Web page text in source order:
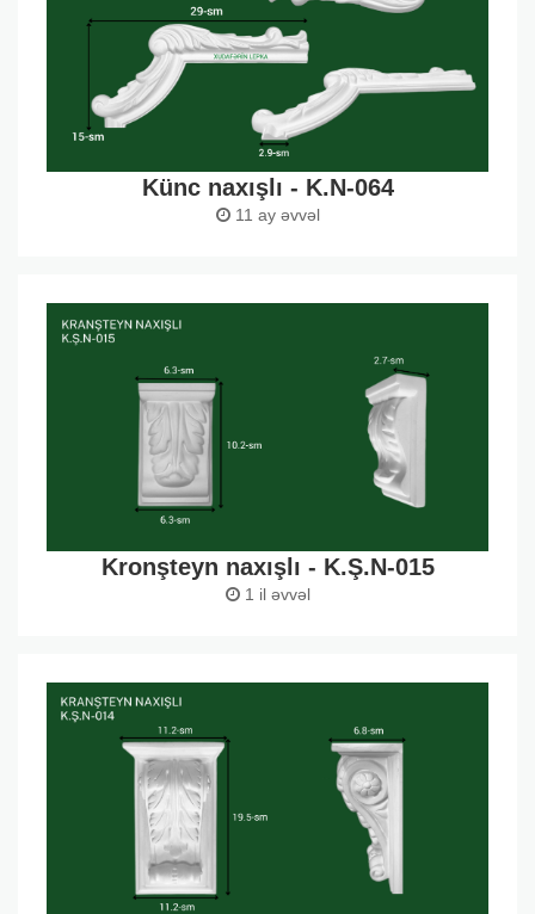
Künc naxışlı - K.N-064
11 ay əvvəl
Kronşteyn naxışlı - K.Ş.N-015
1 il əvvəl